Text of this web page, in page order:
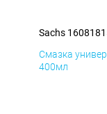
Sachs
Смазка
400мл